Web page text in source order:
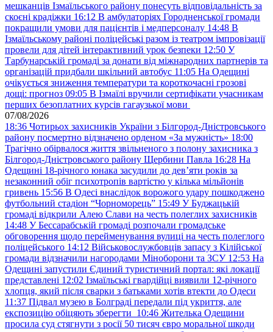
мешканців Ізмаїльського району понесуть відповідальність за
скоєні крадіжки 16:12 В амбулаторіях Городненської громади
покращили умови для пацієнтів і медперсоналу 14:48 В
Ізмаїльському районі поліцейські разом із театром імпровізації
провели для дітей інтерактивний урок безпеки 12:50 У
Тарбунарській громаді за донати від міжнародних партнерів та
організацій придбали шкільний автобус 11:05 На Одещині
очікується зниження температури та короткочасні грозові
дощі: прогноз 09:05 В Ізмаїлі вручили сертифікати учасникам
перших безоплатних курсів гагаузької мови
07/08/2026
18:36 Чотирьох захисників України з Білгород-Дністровського
району посмертно відзначено орденом «За мужність» 18:00
Трагічно обірвалося життя звільненого з полону захисника з
Білгород-Дністровського району Щербини Павла 16:28 На
Одещині 18-річного юнака засудили до дев’яти років за
незаконний обіг психотропів вартістю у кілька мільйонів
гривень 15:56 В Одесі внаслідок ворожого удару пошкоджено
футбольний стадіон “Чорноморець” 15:49 У Буджацькій
громаді відкрили Алею Слави на честь полеглих захисників
14:48 У Бессарабській громаді розпочали громадське
обговорення щодо перейменування вулиці на честь полеглого
поліцейського 14:12 Військовослужбовців запасу з Кілійської
громади відзначили нагородами Міноборони та ЗСУ 12:53 На
Одещині запустили Єдиний туристичний портал: які локації
представлені 12:02 Ізмаїльські гвардійці виявили 12-річного
хлопця, який після сварки з батьками хотів втекти до Одеси
11:37 Підвал музею в Болграді передали під укриття, але
експозицію обіцяють зберегти 10:46 Жителька Одещини
просила суд стягнути з росії 50 тисяч євро моральної шкоди